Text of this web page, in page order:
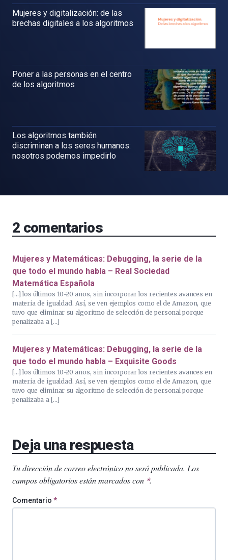
Mujeres y digitalización: de las
brechas digitales a los algoritmos
Poner a las personas en el centro
de los algoritmos
Los algoritmos también
discriminan a los seres humanos:
nosotros podemos impedirlo
2 comentarios
Mujeres y Matemáticas: Debugging, la serie de la
que todo el mundo habla – Real Sociedad
Matemática Española
[…] los últimos 10-20 años, sin incorporar los recientes avances en
materia de igualdad. Así, se ven ejemplos como el de Amazon, que
tuvo que eliminar su algoritmo de selección de personal porque
penalizaba a […]
Mujeres y Matemáticas: Debugging, la serie de la
que todo el mundo habla – Exquisite Goods
[…] los últimos 10-20 años, sin incorporar los recientes avances en
materia de igualdad. Así, se ven ejemplos como el de Amazon, que
tuvo que eliminar su algoritmo de selección de personal porque
penalizaba a […]
Deja una respuesta
Tu dirección de correo electrónico no será publicada. Los
campos obligatorios están marcados con *.
Comentario *